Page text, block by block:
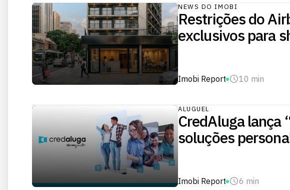
NEWS DO IMOBI
Restrições do
exclusivos para
Imobi Report 10 min
ALUGUEL
CredAluga lança
soluções
Imobi Report 6 min